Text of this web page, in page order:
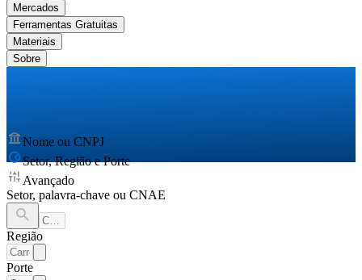
Mercados
Ferramentas Gratuitas
Materiais
Sobre
Nome ou CNPJ
Setor, Região e Porte
Avançado
Setor, palavra-chave ou CNAE
Região
Porte